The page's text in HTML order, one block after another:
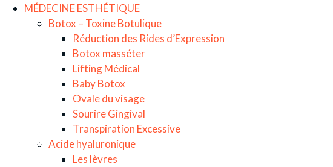
MÉDECINE ESTHÉTIQUE
Botox – Toxine Botulique
Réduction des Rides d’Expression
Botox masséter
Lifting Médical
Baby Botox
Ovale du visage
Sourire Gingival
Transpiration Excessive
Acide hyaluronique
Les lèvres